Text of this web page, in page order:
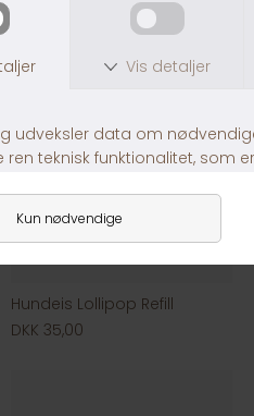
Hundeis Lollipop Refill
DKK 35,00